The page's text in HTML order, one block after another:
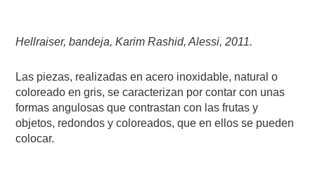
Hellraiser, bandeja, Karim Rashid, Alessi, 2011.
Las piezas, realizadas en acero inoxidable, natural o
coloreado en gris, se caracterizan por contar con unas
formas angulosas que contrastan con las frutas y
objetos, redondos y coloreados, que en ellos se pueden
colocar.